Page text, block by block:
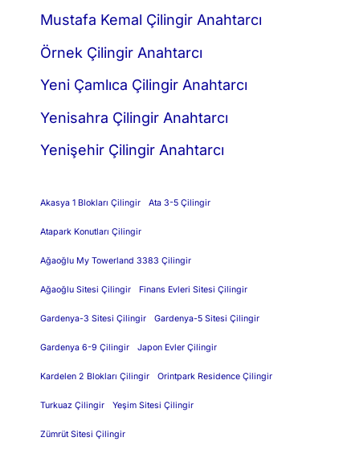
Mustafa Kemal Çilingir Anahtarcı
Örnek Çilingir Anahtarcı
Yeni Çamlıca Çilingir Anahtarcı
Yenisahra Çilingir Anahtarcı
Yenişehir Çilingir Anahtarcı
Akasya 1 Blokları Çilingir Ata 3-5 Çilingir
Atapark Konutları Çilingir
Ağaoğlu My Towerland 3383 Çilingir
Ağaoğlu Sitesi Çilingir Finans Evleri Sitesi Çilingir
Gardenya-3 Sitesi Çilingir Gardenya-5 Sitesi Çilingir
Gardenya 6-9 Çilingir Japon Evler Çilingir
Kardelen 2 Blokları Çilingir Orintpark Residence Çilingir
Turkuaz Çilingir Yeşim Sitesi Çilingir
Zümrüt Sitesi Çilingir